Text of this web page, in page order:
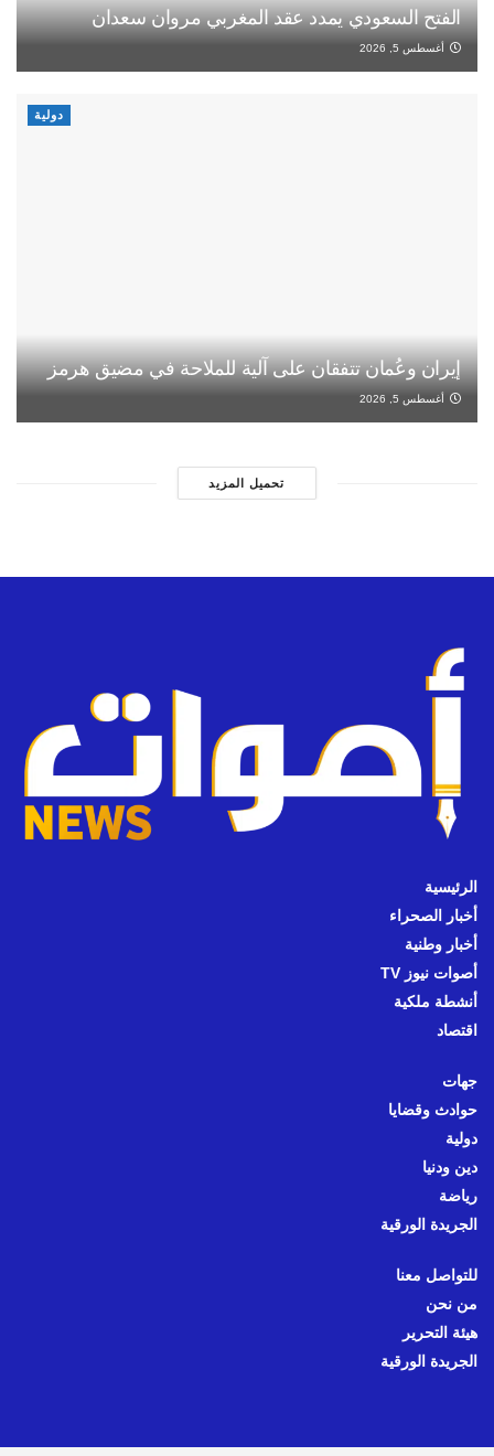
الفتح السعودي يمدد عقد المغربي مروان سعدان
أغسطس 5, 2026
دولية
إيران وعُمان تتفقان على آلية للملاحة في مضيق هرمز
أغسطس 5, 2026
تحميل المزيد
الرئيسية
أخبار الصحراء
أخبار وطنية
أصوات نيوز TV
أنشطة ملكية
اقتصاد
جهات
حوادث وقضايا
دولية
دين ودنيا
رياضة
الجريدة الورقية
للتواصل معنا
من نحن
هيئة التحرير
الجريدة الورقية